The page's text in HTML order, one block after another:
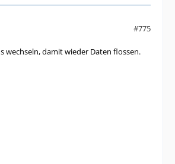
#775
wechseln, damit wieder Daten flossen.